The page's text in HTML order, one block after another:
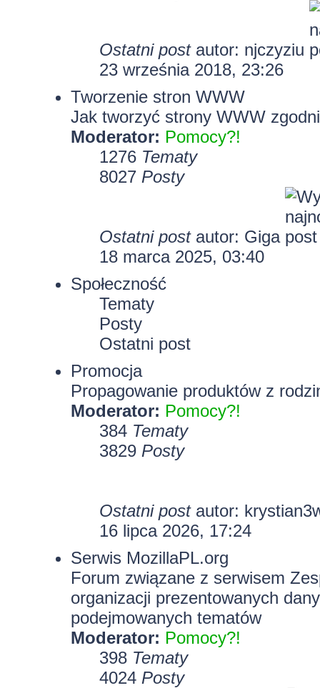
Ostatni postautor: njczyziu
23 września 2018, 23:26
Tworzenie stron WWW
Jak tworzyć strony WWW
Moderator: Pomocy?!
1276 Tematy
8027 Posty
Ostatni postautor: Giga
18 marca 2025, 03:40
Społeczność
Tematy
Posty
Ostatni post
Promocja
Propagowanie produktów z
Moderator: Pomocy?!
384 Tematy
3829 Posty
Ostatni postautor:
16 lipca 2026, 17:24
Serwis MozillaPL.org
Forum związane z serwisem
organizacji prezentowanych
podejmowanych tematów
Moderator: Pomocy?!
398 Tematy
4024 Posty